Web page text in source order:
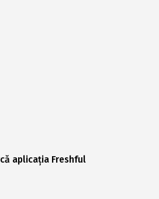
aplicația Freshful